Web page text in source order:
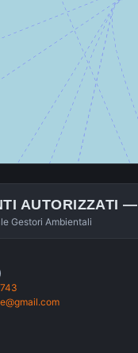
AUTORIZZATI —
Gestori Ambientali